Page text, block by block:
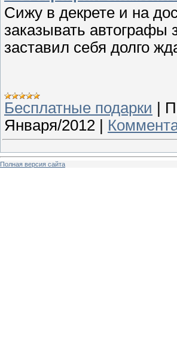
Сижу в декрете и на
заказывать автографы
заставил себя долго
Бесплатные подарки |
Января/2012 |
Полная версия сайта